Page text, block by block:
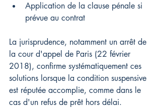
Application de la clause pénale si
prévue au contrat
La jurisprudence, notamment un arrêt de
la cour d'appel de Paris (22 février
2018), confirme systématiquement ces
solutions lorsque la condition suspensive
est réputée accomplie, comme dans le
cas d'un refus de prêt hors délai.